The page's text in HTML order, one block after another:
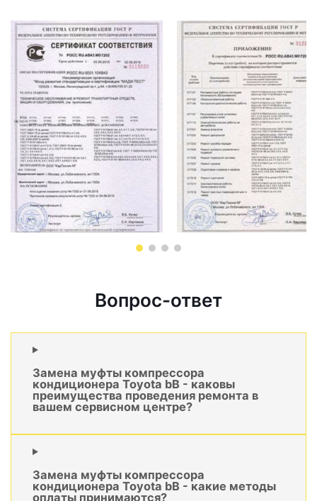
Вопрос-ответ
Замена муфты компрессора
кондиционера Toyota bB - каковы
преимущества проведения ремонта в
вашем сервисном центре?
Замена муфты компрессора
кондиционера Toyota bB - какие методы
оплаты принимаются?